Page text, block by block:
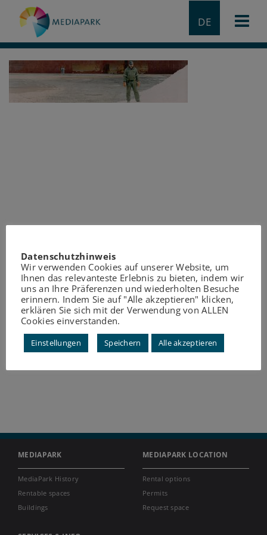
DE
MEDIAPARK
MediaPark History
Rentable spaces
Buildings
MEDIAPARK LOCATION
Rental options
Permits
Request space
Datenschutzhinweis
Wir verwenden Cookies auf unserer Website, um
Ihnen das relevanteste Erlebnis zu bieten, indem wir
uns an Ihre Präferenzen und wiederholten Besuche
erinnern. Indem Sie auf "Alle akzeptieren" klicken,
erklären Sie sich mit der Verwendung von ALLEN
Cookies einverstanden.
Einstellungen Speichern Alle akzeptieren